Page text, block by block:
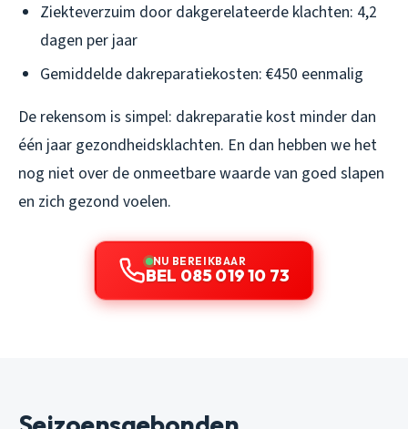
Ziekteverzuim door dakgerelateerde klachten: 4,2
dagen per jaar
Gemiddelde dakreparatiekosten: €450 eenmalig
De rekensom is simpel: dakreparatie kost minder dan
één jaar gezondheidsklachten. En dan hebben we het
nog niet over de onmeetbare waarde van goed slapen
en zich gezond voelen.
NU BEREIKBAAR
BEL 085 019 10 73